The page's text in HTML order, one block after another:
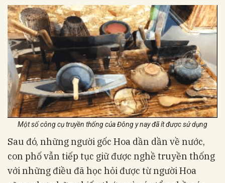
Một số công cụ truyền thống của Đông y nay đã ít được sử dụng
Sau đó, những người gốc Hoa dần dần về nước,
con phố vẫn tiếp tục giữ được nghề truyền thống
với những điều đã học hỏi được từ người Hoa